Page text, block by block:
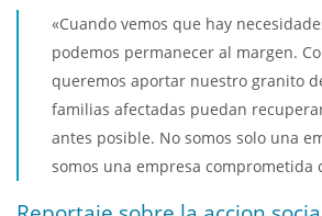
«Cuando vemos que hay
podemos permanecer al margen.
queremos aportar nuestro granito
familias afectadas puedan
antes posible. No somos solo una
somos una empresa comprometida